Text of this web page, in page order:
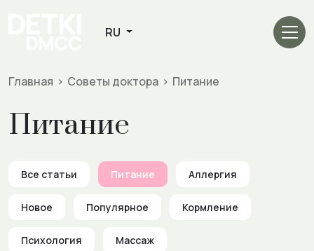
Главная > Советы доктора > Питание
Питание
Все статьи Питание Аллергия
Новое Популярное Кормление
Психология Массаж